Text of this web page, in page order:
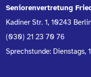
Seniorenvertretung
Kadiner Str. 1, 10243
(030) 21 23 70 76
Sprechstunde: Dienstags,